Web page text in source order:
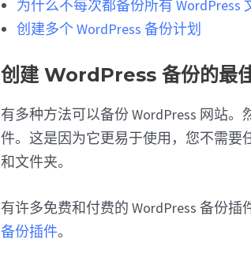
为什么不每次都备份所有 WordPress
创建多个 WordPress 备份计划
创建 WordPress 备份的最佳
有多种方法可以备份 WordPress 网站
件。这是因为它更易于使用，您不需
和文件夹。
有许多免费和付费的 WordPress 备份
备份插件。